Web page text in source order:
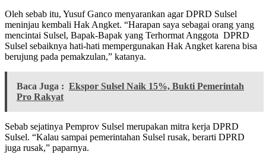
Oleh sebab itu, Yusuf Ganco menyarankan agar DPRD Sulsel
meninjau kembali Hak Angket. “Harapan saya sebagai orang yang
mencintai Sulsel, Bapak-Bapak yang Terhormat Anggota DPRD
Sulsel sebaiknya hati-hati mempergunakan Hak Angket karena bisa
berujung pada pemakzulan,” katanya.
Baca Juga : Ekspor Sulsel Naik 15%, Bukti Pemerintah
Pro Rakyat
Sebab sejatinya Pemprov Sulsel merupakan mitra kerja DPRD
Sulsel. “Kalau sampai pemerintahan Sulsel rusak, berarti DPRD
juga rusak,” paparnya.